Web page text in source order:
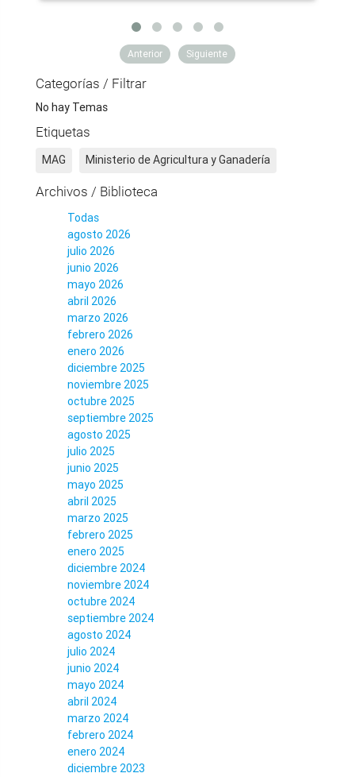
Anterior Siguiente
Categorías / Filtrar
No hay Temas
Etiquetas
MAG Ministerio de Agricultura y Ganadería
Archivos / Biblioteca
Todas
agosto 2026
julio 2026
junio 2026
mayo 2026
abril 2026
marzo 2026
febrero 2026
enero 2026
diciembre 2025
noviembre 2025
octubre 2025
septiembre 2025
agosto 2025
julio 2025
junio 2025
mayo 2025
abril 2025
marzo 2025
febrero 2025
enero 2025
diciembre 2024
noviembre 2024
octubre 2024
septiembre 2024
agosto 2024
julio 2024
junio 2024
mayo 2024
abril 2024
marzo 2024
febrero 2024
enero 2024
diciembre 2023